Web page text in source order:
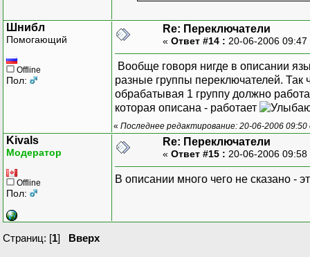
Шнибл
Помогающий
Offline
Пол:
Re: Переключатели
« Ответ #14 : 20-06-2006
Вообще говоря нигде в описании
разные группы переключателей. Так
обрабатывая 1 группу должно
которая описана - работает
« Последнее редактирование: 20-06-2006
Kivals
Модератор
Offline
Пол:
Re: Переключатели
« Ответ #15 : 20-06-2006
В описании много чего не сказано -
Страниц: [1] Вверх